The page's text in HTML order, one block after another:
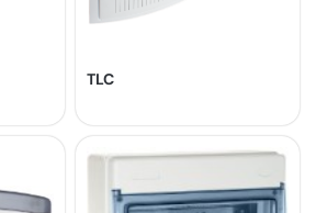
TLC